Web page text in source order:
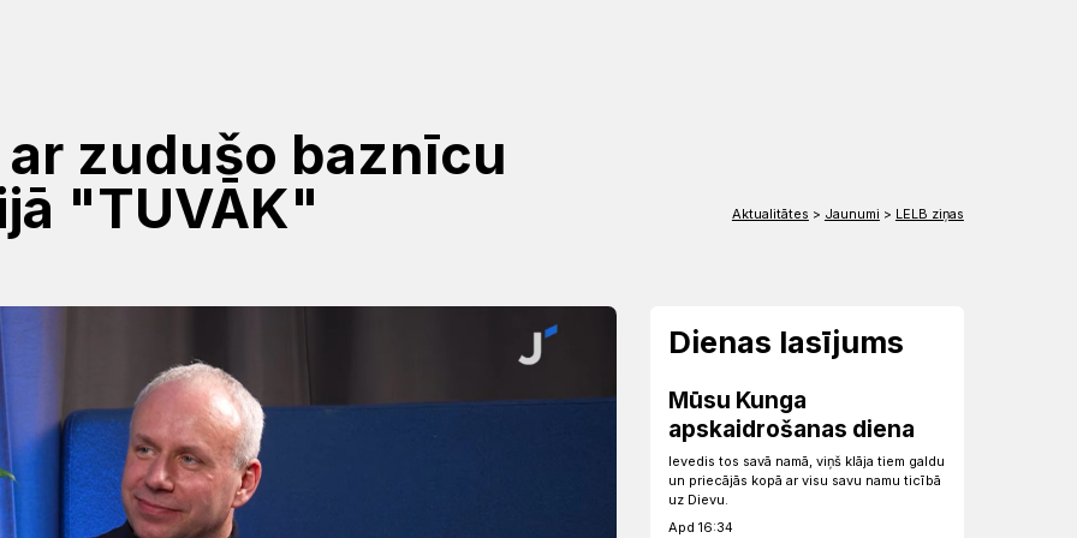
zudušo baznīcu
"TUVĀK"
Aktualitātes > Jaunumi > LELB ziņas
Dienas lasījums
Mūsu Kunga
apskaidrošanas diena
Ievedis tos savā namā, viņš klāja tiem galdu
un priecājās kopā ar visu savu namu ticībā
uz Dievu.
Apd 16:34